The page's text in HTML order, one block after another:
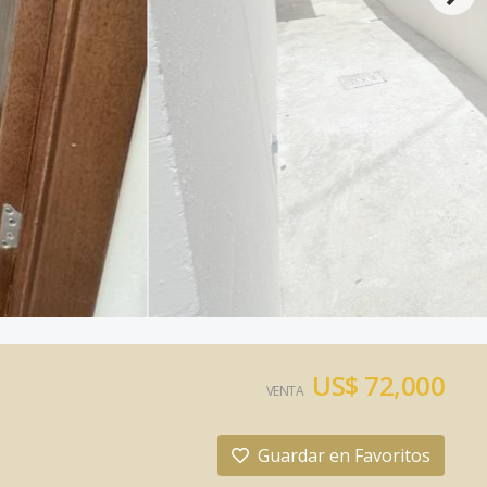
VENTA US$ 72,000
Guardar en Favoritos